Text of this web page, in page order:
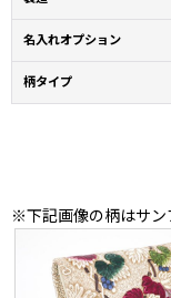
名入れオプション
柄タイプ
※下記画像の柄はサン